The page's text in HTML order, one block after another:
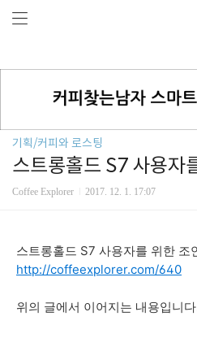
기획/커피와 로스팅
스트롱홀드 S7 사용자
Coffee Explorer 2017. 12. 1. 17:07
스트롱홀드 S7 사용자를 위한 조
http://coffeexplorer.com/640
위의 글에서 이어지는 내용입니